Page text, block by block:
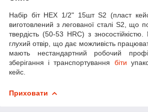
Набір біт HEX 1/2" 15шт S2 (пласт
виготовлений з легованої сталі S2, що
твердість (50-53 HRC) з
глухий отвір, що дає можливість
мають нестандартний робочий
зберігання і транспортування біти
кейс.
Приховати